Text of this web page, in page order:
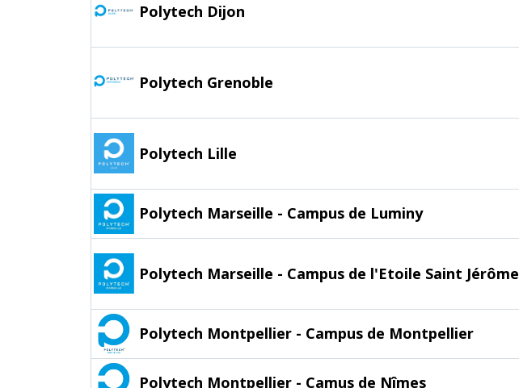
Polytech Dijon
Polytech Grenoble
Polytech Lille
Polytech Marseille - Campus de Luminy
Polytech Marseille - Campus de l'Etoile Saint Jérôme
Polytech Montpellier - Campus de Montpellier
Polytech Montpellier - Camus de Nîmes